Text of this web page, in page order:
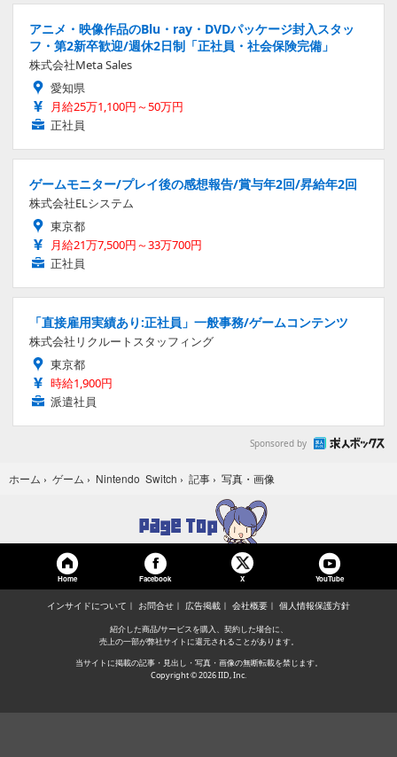
アニメ・映像作品のBlu・ray・DVDパッケージ封入スタッ
フ・第2新卒歓迎/週休2日制「正社員・社会保険完備」
株式会社Meta Sales
愛知県
月給25万1,100円～50万円
正社員
ゲームモニター/プレイ後の感想報告/賞与年2回/昇給年2回
株式会社ELシステム
東京都
月給21万7,500円～33万700円
正社員
「直接雇用実績あり:正社員」一般事務/ゲームコンテンツ
株式会社リクルートスタッフィング
東京都
時給1,900円
派遣社員
Sponsored by
ホーム › ゲーム › Nintendo Switch › 記事 › 写真・画像
Home Facebook X YouTube
インサイドについて お問合せ 広告掲載 会社概要 個人情報保護方針
紹介した商品/サービスを購入、契約した場合に、
売上の一部が弊社サイトに還元されることがあります。
当サイトに掲載の記事・見出し・写真・画像の無断転載を禁じます。
Copyright © 2026 IID, Inc.